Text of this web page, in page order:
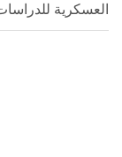
العسكرية للدراسات